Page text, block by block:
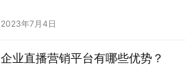
2023年7月4日
企业直播营销平台有哪些优势？